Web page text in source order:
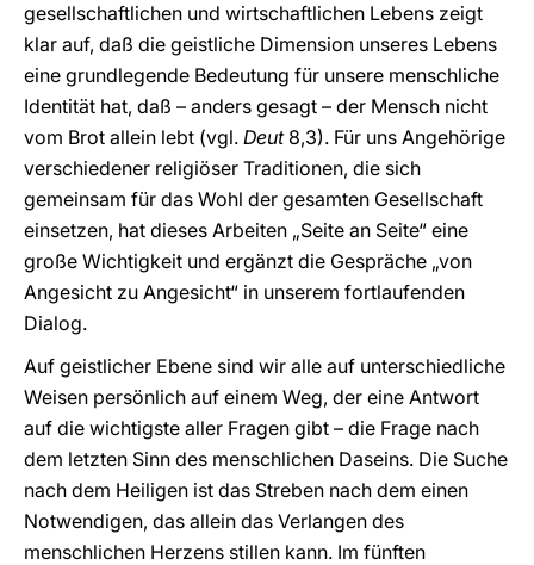
gesellschaftlichen und wirtschaftlichen Lebens zeigt
klar auf, daß die geistliche Dimension unseres Lebens
eine grundlegende Bedeutung für unsere menschliche
Identität hat, daß – anders gesagt – der Mensch nicht
vom Brot allein lebt (vgl. Deut8,3). Für uns Angehörige
verschiedener religiöser Traditionen, die sich
gemeinsam für das Wohl der gesamten Gesellschaft
einsetzen, hat dieses Arbeiten „Seite an Seite“ eine
große Wichtigkeit und ergänzt die Gespräche „von
Angesicht zu Angesicht“ in unserem fortlaufenden
Dialog.
Auf geistlicher Ebene sind wir alle auf unterschiedliche
Weisen persönlich auf einem Weg, der eine Antwort
auf die wichtigste aller Fragen gibt – die Frage nach
dem letzten Sinn des menschlichen Daseins. Die Suche
nach dem Heiligen ist das Streben nach dem einen
Notwendigen, das allein das Verlangen des
menschlichen Herzens stillen kann. Im fünften